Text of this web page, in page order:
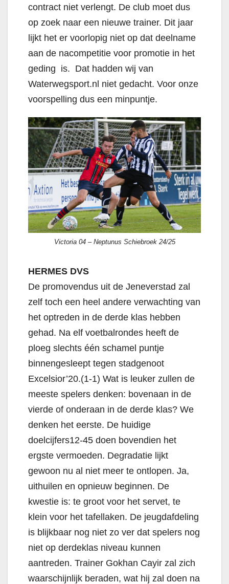
contract niet verlengt. De club moet dus
op zoek naar een nieuwe trainer. Dit jaar
lijkt het er voorlopig niet op dat deelname
aan de nacompetitie voor promotie in het
geding is. Dat hadden wij van
Waterwegsport.nl niet gedacht. Voor onze
voorspelling dus een minpuntje.
Victoria 04 – Neptunus Schiebroek 24/25
HERMES DVS
De promovendus uit de Jeneverstad zal
zelf toch een heel andere verwachting van
het optreden in de derde klas hebben
gehad. Na elf voetbalrondes heeft de
ploeg slechts één schamel puntje
binnengesleept tegen stadgenoot
Excelsior’20.(1-1) Wat is leuker zullen de
meeste spelers denken: bovenaan in de
vierde of onderaan in de derde klas? We
denken het eerste. De huidige
doelcijfers12-45 doen bovendien het
ergste vermoeden. Degradatie lijkt
gewoon nu al niet meer te ontlopen. Ja,
uithuilen en opnieuw beginnen. De
kwestie is: te groot voor het servet, te
klein voor het tafellaken. De jeugdafdeling
is blijkbaar nog niet zo ver dat spelers nog
niet op derdeklas niveau kunnen
aantreden. Trainer Gokhan Cayir zal zich
waarschijnlijk beraden, wat hij zal doen na